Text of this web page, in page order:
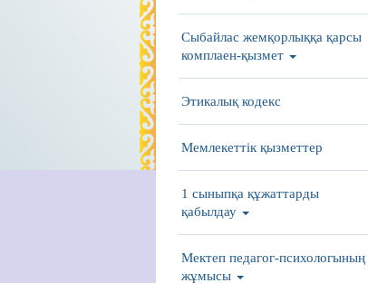
Сыбайлас жемқорлыққа қарсы
комплаен-қызмет
Этикалық кодекс
Мемлекеттік қызметтер
1 сыныпқа құжаттарды
қабылдау
Мектеп педагог-психологының
жұмысы